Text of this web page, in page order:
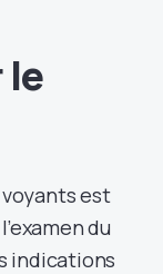
est
du
indications